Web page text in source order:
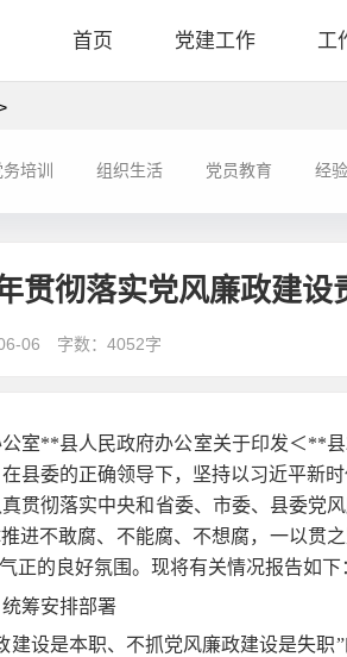
首页 党建工作 工
务培训 组织生活 党员教育 经
贯彻落实党风廉政建设
06 字数：4052字
室**县人民政府办公室关于印发＜**
县委的正确领导下，坚持以习近平新
贯彻落实中央和省委、市委、县委党
进不敢腐、不能腐、不想腐，一以贯
正的良好氛围。现将有关情况报告如下
筹安排部署
建设是本职、不抓党风廉政建设是失